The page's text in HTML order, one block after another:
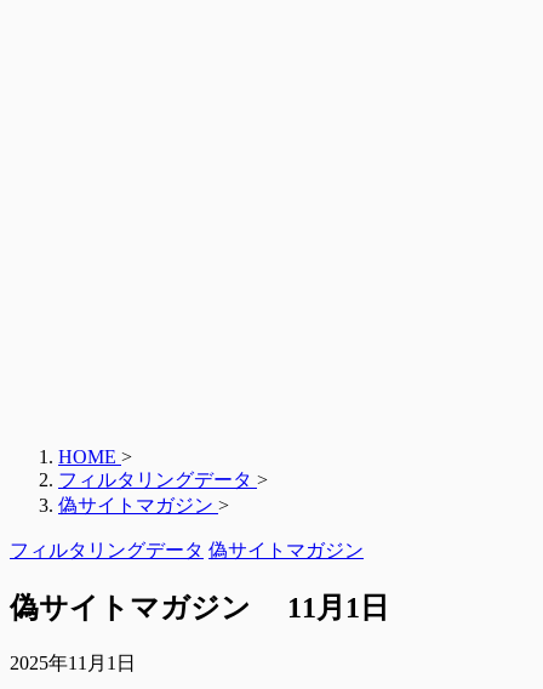
HOME >
フィルタリングデータ >
偽サイトマガジン >
フィルタリングデータ 偽サイトマガジン
偽サイトマガジン 11月1日
2025年11月1日